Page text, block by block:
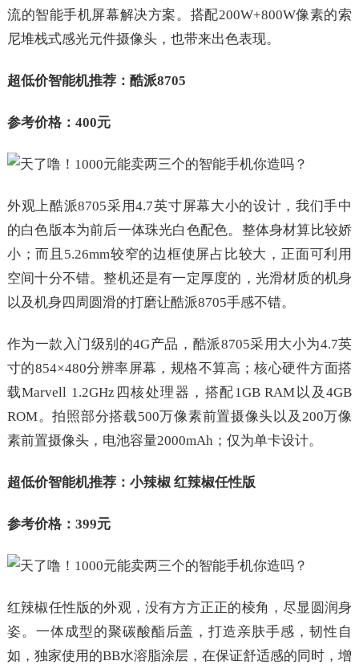
流的智能手机屏幕解决方案。搭配200W+800W像素的索
尼堆栈式感光元件摄像头，也带来出色表现。
超低价智能机推荐：酷派8705
参考价格：400元
外观上酷派8705采用4.7英寸屏幕大小的设计，我们手中
的白色版本为前后一体珠光白色配色。整体身材算比较娇
小；而且5.26mm较窄的边框使屏占比较大，正面可利用
空间十分不错。整机还是有一定厚度的，光滑材质的机身
以及机身四周圆滑的打磨让酷派8705手感不错。
作为一款入门级别的4G产品，酷派8705采用大小为4.7英
寸的854×480分辨率屏幕，规格不算高；核心硬件方面搭
载Marvell 1.2GHz四核处理器，搭配1GB RAM以及4GB
ROM。拍照部分搭载500万像素前置摄像头以及200万像
素前置摄像头，电池容量2000mAh；仅为单卡设计。
超低价智能机推荐：小辣椒 红辣椒任性版
参考价格：399元
红辣椒任性版的外观，没有方方正正的棱角，尽显圆润身
姿。一体成型的聚碳酸酯后盖，打造亲肤手感，韧性自
如，独家使用的BB水溶脂涂层，在保证舒适感的同时，增